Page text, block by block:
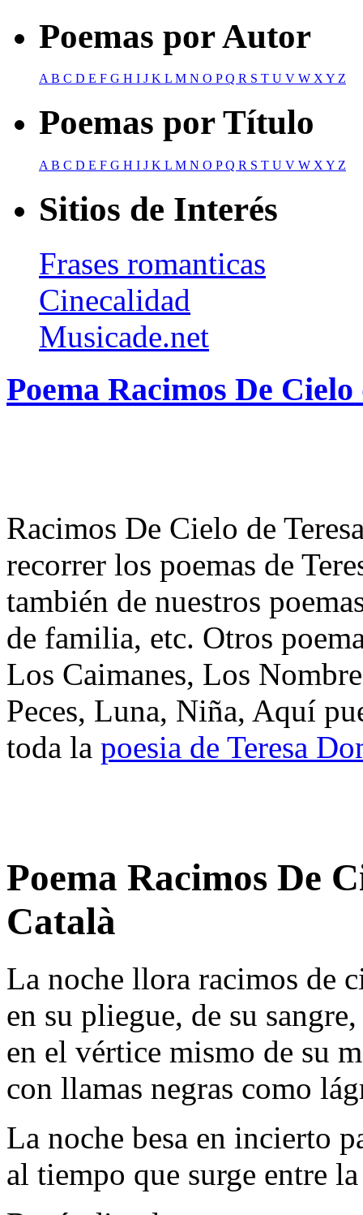
Poemas por Autor
AB C D E F G H I J K L M N O PQ R S T U V W XY Z
Poemas por Título
A B C D E F G H I J K L M N O PQ R S T U V W X Y Z
Sitios de Interés
Frases romanticas
Cinecalidad
Musicade.net
Poema Racimos De
Racimos De Cielo de
recorrer los poemas de
también de nuestros
de familia, etc. Otros
Los Caimanes, Los
Peces, Luna, Niña, Aquí
toda la poesia de Teresa
Poema Racimos De
Català
La noche llora racimos de
en su pliegue, de su sangre,
en el vértice mismo de su
con llamas negras como
La noche besa en incierto
al tiempo que surge entre